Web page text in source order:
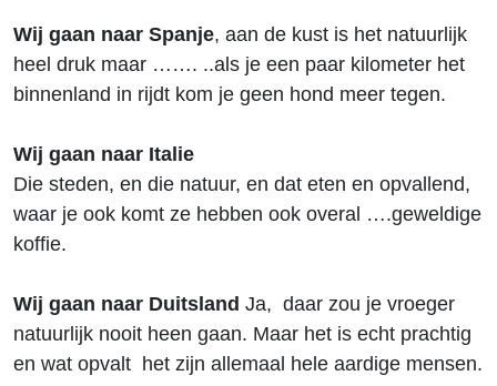
Wij gaan naar Spanje, aan de kust is het natuurlijk
heel druk maar ……. ..als je een paar kilometer het
binnenland in rijdt kom je geen hond meer tegen.
Wij gaan naar Italie
Die steden, en die natuur, en dat eten en opvallend,
waar je ook komt ze hebben ook overal ….geweldige
koffie.
Wij gaan naar Duitsland Ja, daar zou je vroeger
natuurlijk nooit heen gaan. Maar het is echt prachtig
en wat opvalt het zijn allemaal hele aardige mensen.